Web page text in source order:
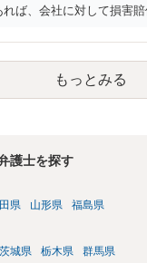
ば、会社に対して損害
もっとみる
護士を探す
県 山形県 福島県
茨城県 栃木県 群馬県